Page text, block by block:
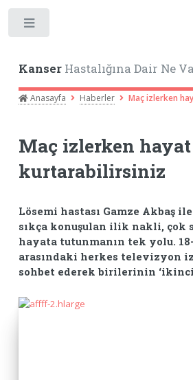
KanserHastalığına Dair Ne
Anasayfa Haberler Maç izlerken
Maç izlerken hayat
kurtarabilirsiniz
Lösemi hastası Gamze Akbaş
sıkça konuşulan ilik nakli, çok
hayata tutunmanın tek yolu.
arasındaki herkes televizyon
sohbet ederek birilerinin ‘ikinci